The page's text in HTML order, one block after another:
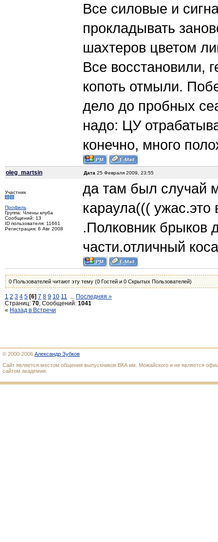
Все силовые и
прокладывать
шахтеров цветом
Все восстановили,
копоть отмыли.
дело до пробных
надо: ЦУ
конечно, много
oleg_martsin Дата 25 Февраля 2009, 23:55
Участник
Профиль
Группа: Члены клуба
Сообщений: 13
ID пользователя: 11661
Регистрация: 6 Авг 2008
да там был случай
караула(((
.Полковник брыков
части.отличный
0 Пользователей читают эту тему (0 Гостей и 0 Скрытых Пользователей)
1 2 3 4 5 [6] 7 8 9 10 11 ... Последняя »
Страниц: 70, Сообщений: 1041
« Назад в Встречи
© 2000-2006 Александр Зубков
Сайт является местом общения выпускников ВКА им. Можайского и не является
сайтом академии.